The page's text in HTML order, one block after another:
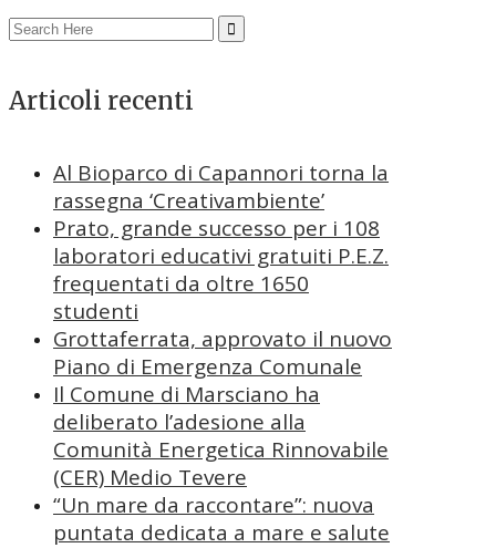
Search
for:
Articoli recenti
Al Bioparco di Capannori torna la
rassegna ‘Creativambiente’
Prato, grande successo per i 108
laboratori educativi gratuiti P.E.Z.
frequentati da oltre 1650
studenti
Grottaferrata, approvato il nuovo
Piano di Emergenza Comunale
Il Comune di Marsciano ha
deliberato l’adesione alla
Comunità Energetica Rinnovabile
(CER) Medio Tevere
“Un mare da raccontare”: nuova
puntata dedicata a mare e salute